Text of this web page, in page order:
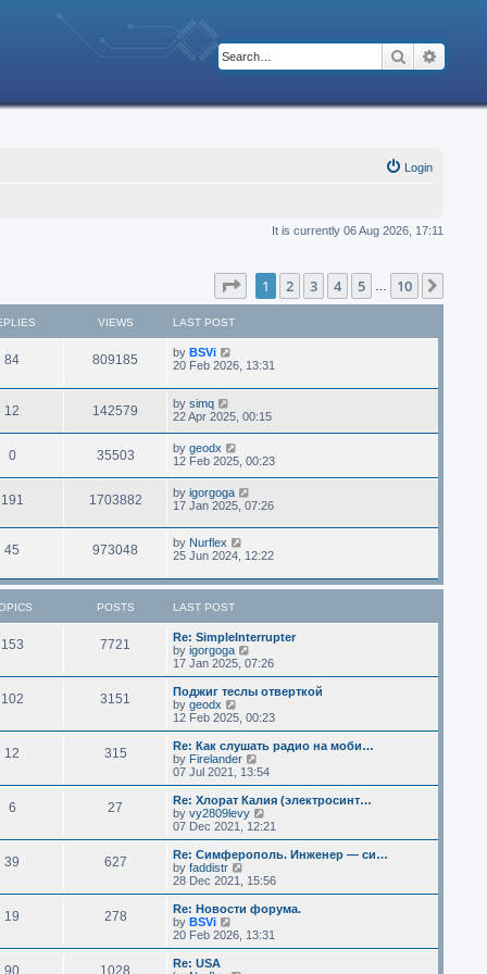
Search
Login
It is currently 06 Aug 2026, 17:11
Page of 10
1 2 3 4 5 10
VIEWS LAST POST
84 809185 by BSVi
20 Feb 2026, 13:31
12 142579 by simq
22 Apr 2025, 00:15
0 35503 by geodx
12 Feb 2025, 00:23
191 1703882 by igorgoga
17 Jan 2025, 07:26
45 973048 by Nurflex
25 Jun 2024, 12:22
POSTS LAST POST
153 7721
Re: SimpleInterrupter
by igorgoga
i
e
w
h
a
t
e
t
p
o
s
t
17 Jan 2025, 07:26
102 3151
Поджиг теслы отверткой
by geodx
i
e
w
t
h
a
t
e
t
p
o
s
t
12 Feb 2025, 00:23
12 315
Re: Как слушать радио на моби…
by Firelander
i
e
w
t
h
a
t
e
t
o
s
07 Jul 2021, 13:54
6 27
Re: Хлорат Калия (электросинт…
by vy2809levy
i
e
w
h
a
t
e
07 Dec 2021, 12:21
39 627
Re: Симферополь. Инженер — си…
by faddistr
e
w
h
28 Dec 2021, 15:56
19 278
Re: Новости форума.
by BSVi
i
e
20 Feb 2026, 13:31
90 1028
Re: USA